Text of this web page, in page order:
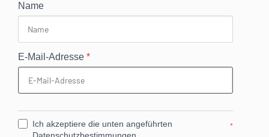
Name
E-Mail-Adresse *
Ich akzeptiere die unten angeführten
*